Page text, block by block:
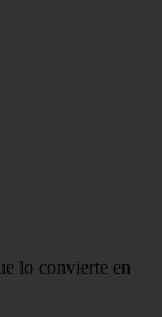
lo convierte en